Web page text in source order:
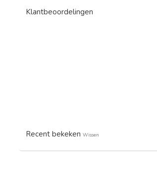
Klantbeoordelingen
Recent bekeken Wissen